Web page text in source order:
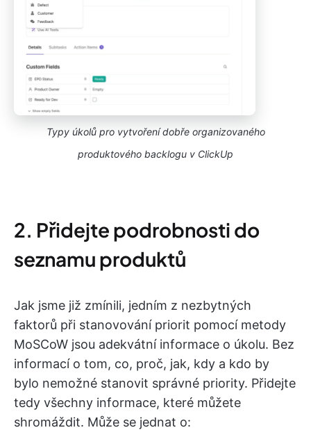
Typy úkolů pro vytvoření dobře organizovaného
produktového backlogu v ClickUp
2. Přidejte podrobnosti do
seznamu produktů
Jak jsme již zmínili, jedním z nezbytných
faktorů při stanovování priorit pomocí metody
MoSCoW jsou adekvátní informace o úkolu. Bez
informací o tom, co, proč, jak, kdy a kdo by
bylo nemožné stanovit správné priority. Přidejte
tedy všechny informace, které můžete
shromáždit. Může se jednat o: